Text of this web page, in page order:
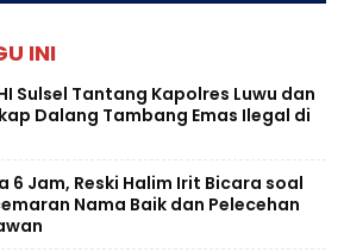
INI
Sulsel Tantang Kapolres Luwu dan
Dalang Tambang Emas Ilegal di
6 Jam, Reski Halim Irit Bicara soal
Nama Baik dan Pelecehan